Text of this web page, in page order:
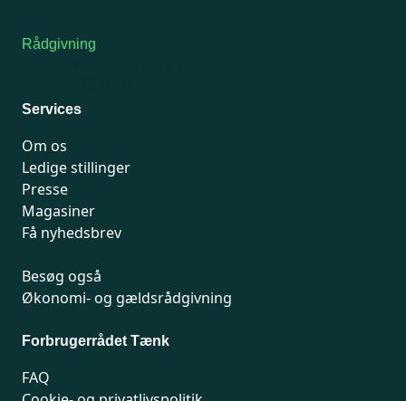
Rådgivning
Services
Om os
Ledige stillinger
Presse
Magasiner
Få nyhedsbrev
Besøg også
Økonomi- og gældsrådgivning
Forbrugerrådet Tænk
FAQ